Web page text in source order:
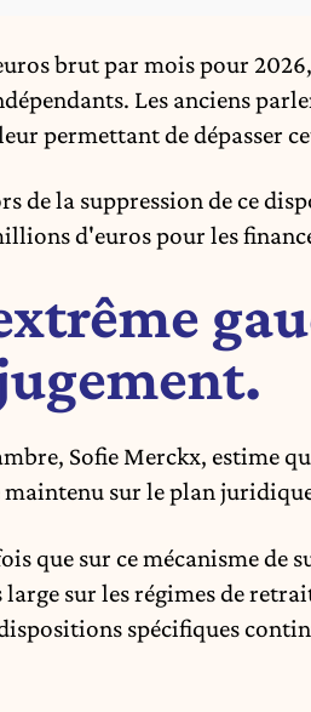
brut par mois pour
Les anciens
permettant de dépasser
de la suppression de ce
d'euros pour les
Sofie Merckx, estime
sur le plan
que sur ce mécanisme de
sur les régimes de
spécifiques